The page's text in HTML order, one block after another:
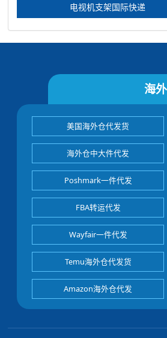
电视机支架国际快递
海
美国海外仓代发货
海外仓中大件代发
Poshmark一件代发
FBA转运代发
Wayfair一件代发
Temu海外仓代发货
Amazon海外仓代发